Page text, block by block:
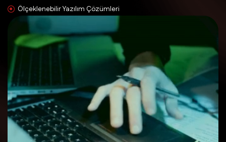
Ölçeklenebilir Yazılım Çözümleri